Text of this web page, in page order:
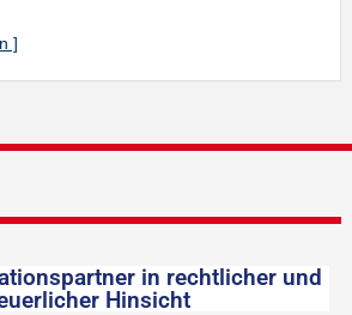
]
in rechtlicher und
Hinsicht